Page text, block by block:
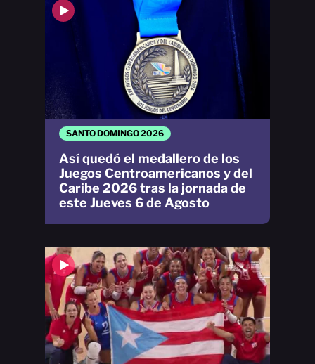
SANTO DOMINGO 2026
Así quedó el medallero de los
Juegos Centroamericanos y del
Caribe 2026 tras la jornada de
este Jueves 6 de Agosto